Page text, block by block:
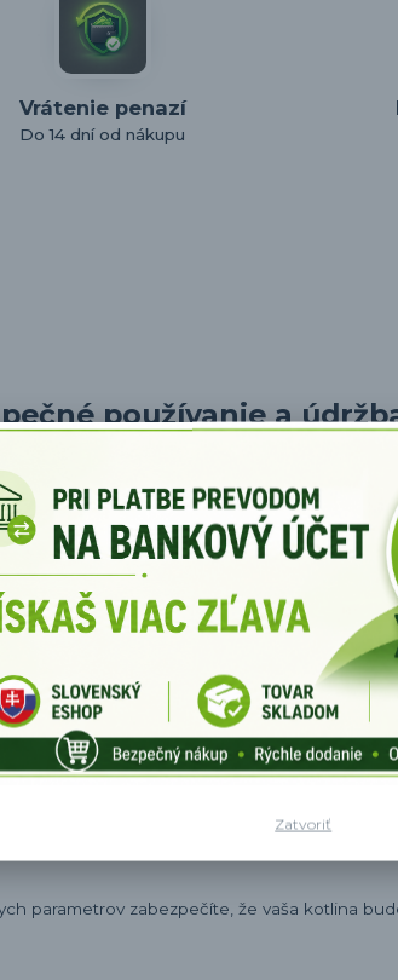
Vrátenie penazí
Do 14 dní od nákupu
používanie a
Preto je dôležité, aby ste vždy používali
bezpečnosť.
kotliny
ploche.
predišli nebezpečenstvu požiaru.
ste predišli nešťastným udalosťiam.
bezpečnosť.
Home
výbere a používaní kotliny:
parametrov zabezpečíte, že vaša kotlina
Zatvoriť